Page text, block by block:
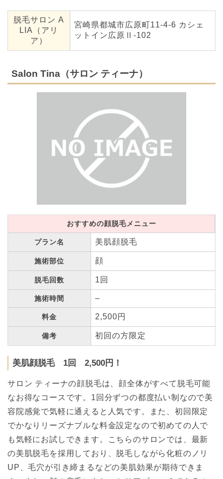
脱毛サロン A
LIA（アリ
ア）
宮崎県都城市広原町11-4-6 カシェ
ットイン広原Ⅱ-102
Salon Tina（サロン ティーナ）
おすすめの顔脱毛メニュー
プラン名 美肌顔脱毛
施術部位 顔
脱毛回数 1回
施術時間 –
料金 2,500円
備考 初回の方限定
美肌顔脱毛 1回 2,500円！
サロン ティーナの顔脱毛は、顔全体がすべて脱毛可能
なお得なコースです。1回分ずつの都度払い制なので美
容院感覚で気軽に通えると人気です。また、初回限定
でかなりリーズナブルな料金設定なので初めての人で
も気軽にお試しできます。こちらのサロンでは、最新
の美肌脱毛を採用しており、脱毛しながら化粧のノリ
UP、毛穴が引き締まるなどの美肌効果が期待できま